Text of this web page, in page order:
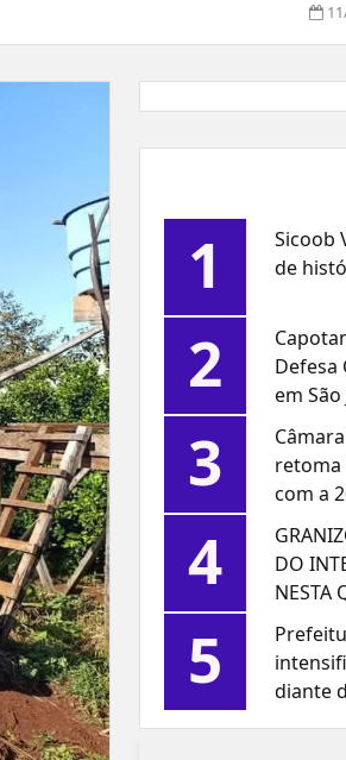
1
Sicoob
de
2
Defesa
em São
3
retoma
com a
4
DO
NESTA
5
diante